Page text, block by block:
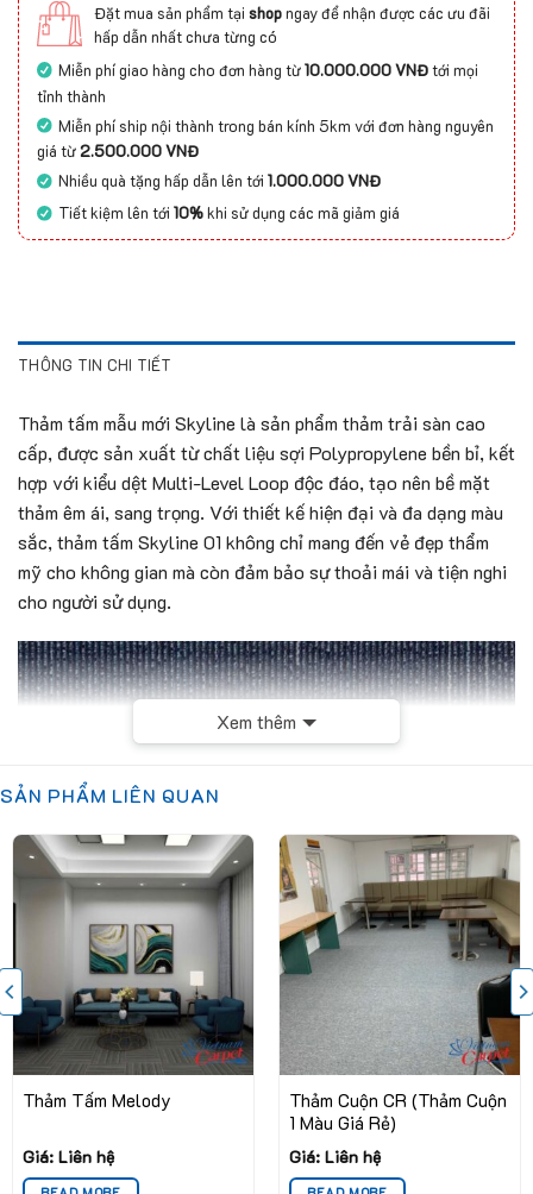
Đặt mua sản phẩm tại shopngay để nhận được các ưu đãi
hấp dẫn nhất chưa từng có
Miễn phí giao hàng cho đơn hàng từ10.000.000 VNĐtới mọi
tỉnh thành
Miễn phí ship nội thành trong bán kính 5km với đơn hàng nguyên
giá từ2.500.000 VNĐ
Nhiều quà tặng hấp dẫn lên tới1.000.000 VNĐ
Tiết kiệm lên tới10%khi sử dụng các mã giảm giá
THÔNG TIN CHI TIẾT
Thảm tấm mẫu mới Skyline là sản phẩm thảm trải sàn cao
cấp, được sản xuất từ chất liệu sợi Polypropylene bền bỉ, kết
hợp với kiểu dệt Multi-Level Loop độc đáo, tạo nên bề mặt
thảm êm ái, sang trọng. Với thiết kế hiện đại và đa dạng màu
sắc, thảm tấm Skyline 01 không chỉ mang đến vẻ đẹp thẩm
mỹ cho không gian mà còn đảm bảo sự thoải mái và tiện nghi
cho người sử dụng.
Thông số kỹ thuật chi tiết
Xem thêm
SẢN PHẨM LIÊN QUAN
Thảm Tấm Melody
Giá: Liên hệ
Thảm Cuộn CR (Thảm Cuộn
1 Màu Giá Rẻ)
Giá: Liên hệ